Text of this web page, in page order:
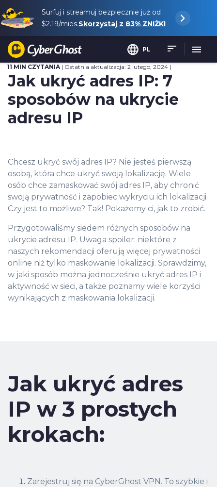
Surfuj i streamuj bezpiecznie już od
$2.19/mies.Skorzystaj z 83%ZNIŻKI
PL
11 MIN CZYTANIA | Ostatnia aktualizacja: 2 lutego, 2024 |
Jak ukryć adres IP: 7
sposobów na ukrycie
adresu IP
Chcesz ukryć swój adres IP? Nie jesteś pierwszą
osobą, która chce ukryć swoją lokalizację. Wiele
osób chce zamaskować swój adres IP, aby chronić
swoją prywatność i zapobiec wykryciu ich lokalizacji.
Czy jest to możliwe? Tak! Pokażemy ci, jak to zrobić.
Przygotowaliśmy siedem różnych sposobów na
ukrycie adresu IP. Uwaga spoiler: niektóre z
naszych rekomendacji oferują więcej prywatności
online niż tylko maskowanie lokalizacji. Sprawdzimy,
w jaki sposób można jednocześnie ukryć adres IP i
aktywność w sieci, a także poznamy wiele korzyści
wynikających z maskowania lokalizacji.
Jak ukryć adres
IP w 3 prostych
krokach:
Zarejestruj się na CyberGhost VPN. To szybkie i